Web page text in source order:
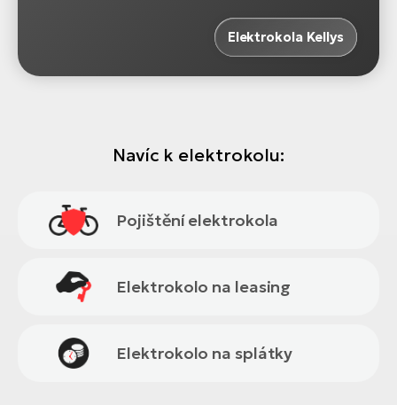
Elektrokola Kellys
Navíc k elektrokolu:
Pojištění elektrokola
Elektrokolo na leasing
Elektrokolo na splátky